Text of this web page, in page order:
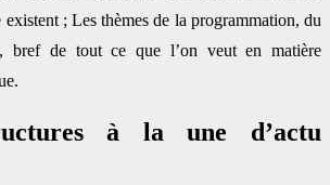
existent ; Les thèmes de la programmation, du
bref de tout ce que l’on veut en matière
à la une d’actu